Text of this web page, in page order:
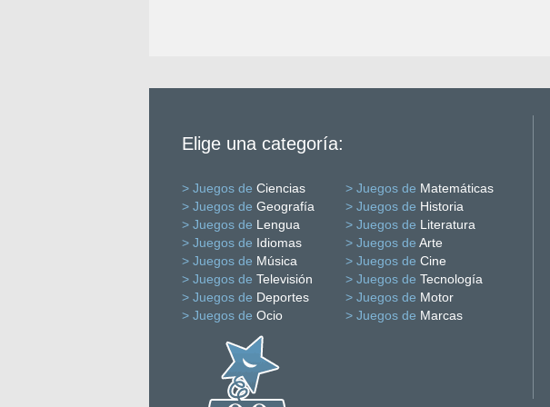
Elige una categoría:
> Juegos de Ciencias > Juegos de Matemáticas
> Juegos de Geografía > Juegos de Historia
> Juegos de Lengua > Juegos de Literatura
> Juegos de Idiomas > Juegos de Arte
> Juegos de Música > Juegos de Cine
> Juegos de Televisión > Juegos de Tecnología
> Juegos de Deportes > Juegos de Motor
> Juegos de Ocio > Juegos de Marcas